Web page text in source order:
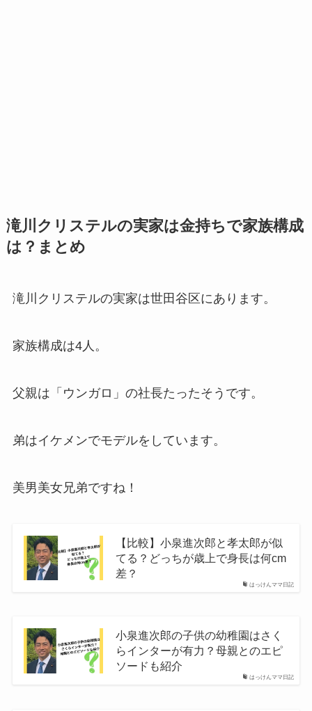
滝川クリステルの実家は金持ちで家族構成
は？まとめ
滝川クリステルの実家は世田谷区にあります。
家族構成は4人。
父親は「ウンガロ」の社長たったそうです。
弟はイケメンでモデルをしています。
美男美女兄弟ですね！
はっけんママ日記
【比較】小泉進次郎と孝太郎が似
てる？どっちが歳上で身長は何cm
差？
はっけんママ日記
小泉進次郎の子供の幼稚園はさく
らインターが有力？母親とのエピ
ソードも紹介